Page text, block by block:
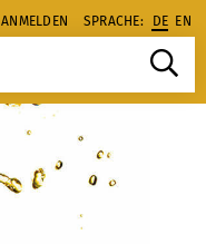
ANMELDEN SPRACHE: DE EN